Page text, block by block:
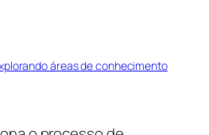
áreas de conhecimento